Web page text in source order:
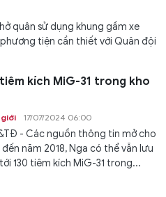
quân sử dụng khung gầm xe
tiện cần thiết với Quân đội
kích MiG-31 trong kho
17/07/2024 06:00
- Các nguồn thông tin mở cho
đến năm 2018, Nga có thể vẫn lưu
130 tiêm kích MiG-31 trong...